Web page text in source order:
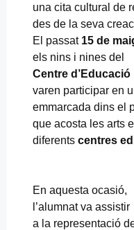
una cita cultural de
des de la seva
El passat 15 de
els nins i nines del
Centre
varen participar en
emmarcada dins el
que acosta les arts
diferents centres
En aquesta ocasió,
l’alumnat va assistir
a la representació